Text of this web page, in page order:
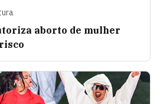
aborto de mulher